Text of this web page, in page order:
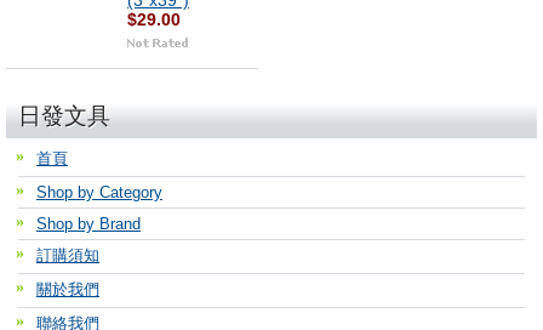
$29.00
日發文具
首頁
Shop by Category
Shop by Brand
訂購須知
關於我們
聯絡我們